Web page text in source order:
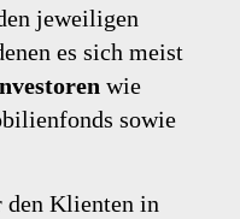
jeweiligen
es sich meist
wie
sowie
den Klienten in